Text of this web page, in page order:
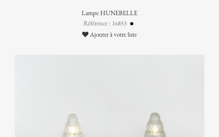
Lampe HUNEBELLE
Référence : 16853
Ajouter à votre liste